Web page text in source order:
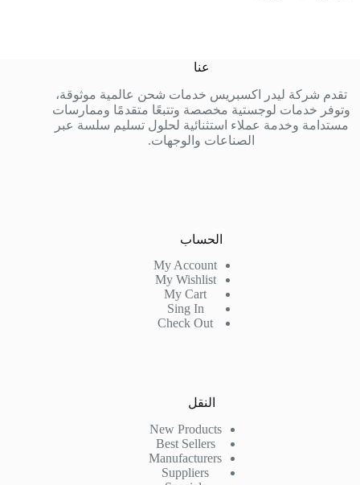
عنا
تقدم شركة ليدر اكسبريس خدمات شحن عالمية موثوقة،
وتوفر خدمات لوجستية مخصصة وتتبعًا متقدمًا وممارسات
مستدامة وخدمة عملاء استثنائية لحلول تسليم سلسة عبر
الصناعات والوجهات.
الحساب
My Account
My Wishlist
My Cart
Sing In
Check Out
النقل
New Products
Best Sellers
Manufacturers
Suppliers